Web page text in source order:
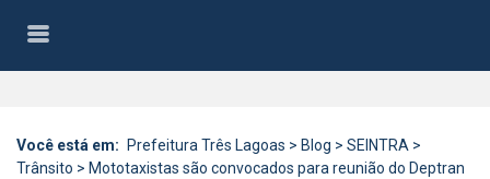
Você está em: Prefeitura Três Lagoas > Blog > SEINTRA >
Trânsito > Mototaxistas são convocados para reunião do Deptran